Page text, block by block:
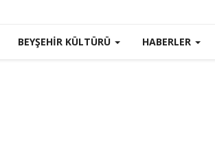
BEYŞEHİR KÜLTÜRÜ HABERLER